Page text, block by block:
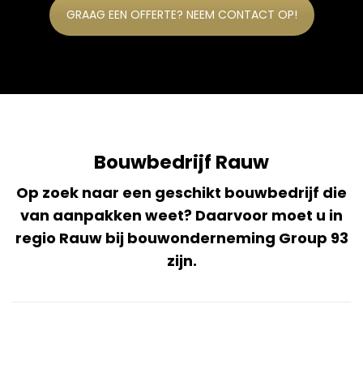
GRAAG EEN OFFERTE? NEEM CONTACT OP!
Bouwbedrijf Rauw
Op zoek naar een geschikt bouwbedrijf die
van aanpakken weet? Daarvoor moet u in
regio Rauw bij bouwonderneming Group 93
zijn.